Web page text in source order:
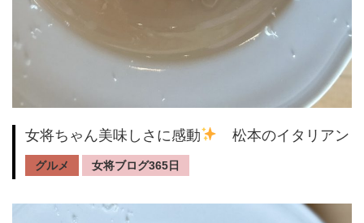
女将ちゃん美味しさに感動 松本のイタリアン
グルメ 女将ブログ365日